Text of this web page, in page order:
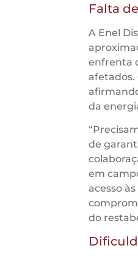
Falta
A Enel
enfrenta
afetados.
da
de
em
acesso
do